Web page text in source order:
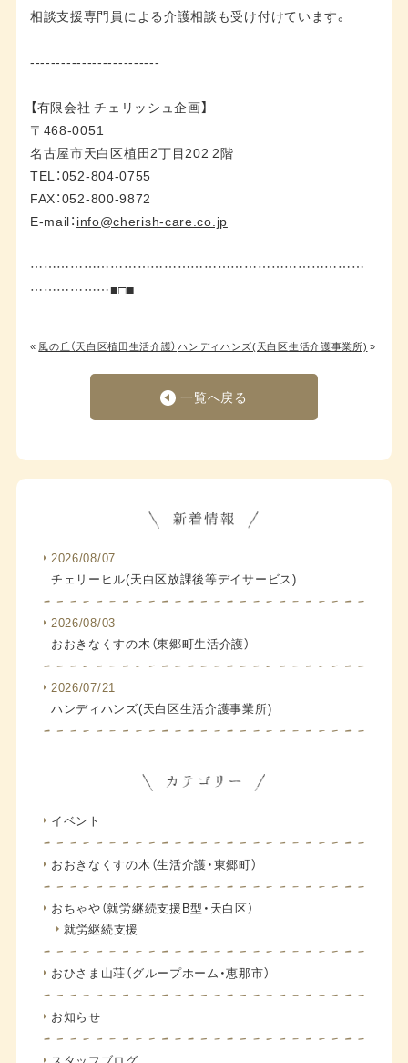
相談支援専門員による介護相談も受け付けています。
-------------------------
【有限会社 チェリッシュ企画】
〒468-0051
名古屋市天白区植田2丁目202 2階
TEL：052-804-0755
FAX：052-800-9872
E-mail： info@cherish-care.co.jp
…………………………………………………………………
………………■□■
« 風の丘（天白区植田生活介護）ハンディハンズ(天白区生活介護事業所) »
一覧へ戻る
2026/08/07
チェリーヒル(天白区放課後等デイサービス)
2026/08/03
おおきなくすの木（東郷町生活介護）
2026/07/21
ハンディハンズ(天白区生活介護事業所)
イベント
おおきなくすの木（生活介護・東郷町）
おちゃや（就労継続支援B型・天白区）
就労継続支援
おひさま山荘（グループホーム・恵那市）
お知らせ